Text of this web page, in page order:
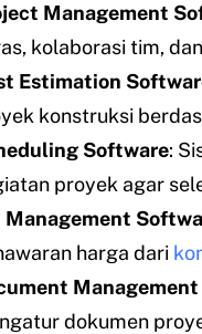
Management
kolaborasi tim,
Estimation
konstruksi
Software:
proyek agar
Management
harga dari
dokumen